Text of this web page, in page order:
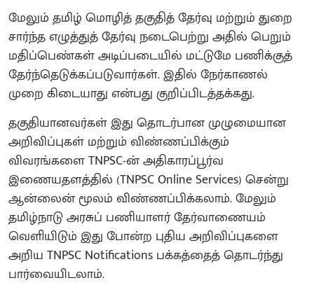
மேலும் தமிழ் மொழித் தகுதித் தேர்வு மற்றும் துறை
சார்ந்த எழுத்துத் தேர்வு நடைபெற்று அதில் பெறும்
மதிப்பெண்கள் அடிப்படையில் மட்டுமே பணிக்குத்
தேர்ந்தெடுக்கப்படுவார்கள். இதில் நேர்காணல்
முறை கிடையாது என்பது குறிப்பிடத்தக்கது.
தகுதியானவர்கள் இது தொடர்பான முழுமையான
அறிவிப்புகள் மற்றும் விண்ணப்பிக்கும்
விவரங்களை TNPSC-ன் அதிகாரப்பூர்வ
இணையதளத்தில் (TNPSC Online Services) சென்று
ஆன்லைன் மூலம் விண்ணப்பிக்கலாம். மேலும்
தமிழ்நாடு அரசுப் பணியாளர் தேர்வாணையம்
வெளியிடும் இது போன்ற புதிய அறிவிப்புகளை
அறிய TNPSC Notifications பக்கத்தைத் தொடர்ந்து
பார்வையிடலாம்.